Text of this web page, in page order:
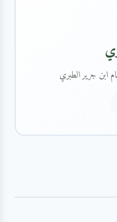
ابن جرير الطبري